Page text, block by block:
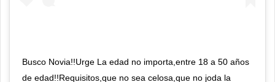
Busco Novia!!Urge La edad no importa,entre 18 a 50 años
de edad!!Requisitos,que no sea celosa,que no joda la